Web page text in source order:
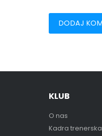
KLUB
O nas
Kadra trenerska